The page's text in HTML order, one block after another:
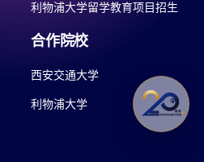
利物浦大学留学教育项目招生
合作院校
西安交通大学
利物浦大学